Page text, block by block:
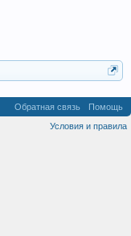
Обратная связь
Помощь
Условия и правила